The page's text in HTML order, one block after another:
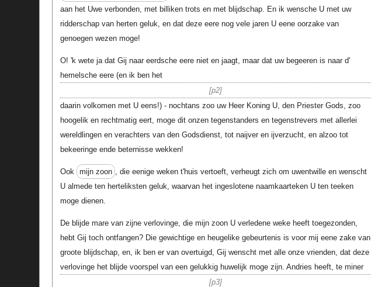
aan het Uwe verbonden, met billiken trots en met blijdschap. En ik wensche U met uw
ridderschap van herten geluk, en dat deze eere nog vele jaren U eene oorzake van
genoegen wezen moge!
O! 'k wete ja dat Gij naar eerdsche eere niet en jaagt, maar dat uw begeeren is naar d'
hemelsche eere (en ik ben het
p2
daarin volkomen met U eens!) - nochtans zoo uw Heer Koning U, den Priester Gods, zoo
hoogelik en rechtmatig eert, moge dit onzen tegenstanders en tegenstrevers met allerlei
wereldlingen en verachters van den Godsdienst, tot naijver en ijverzucht, en alzoo tot
bekeeringe ende beternisse wekken!
Ook mijn zoon , die eenige weken t'huis vertoeft, verheugt zich om uwentwille en wenscht
U almede ten herteliksten geluk, waarvan het ingeslotene naamkaarteken U ten teeken
moge dienen.
De blijde mare van zijne verlovinge, die mijn zoon U verledene weke heeft toegezonden,
hebt Gij toch ontfangen? Die gewichtige en heugelike gebeurtenis is voor mij eene zake van
groote blijdschap, en, ik ben er van overtuigd, Gij wenscht met alle onze vrienden, dat deze
verlovinge het blijde voorspel van een gelukkig huwelijk moge zijn. Andries heeft, te miner
p3